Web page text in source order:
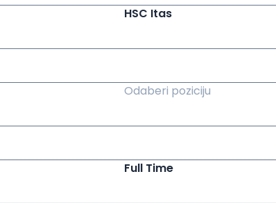
HSC Itas
Odaberi poziciju
Full Time